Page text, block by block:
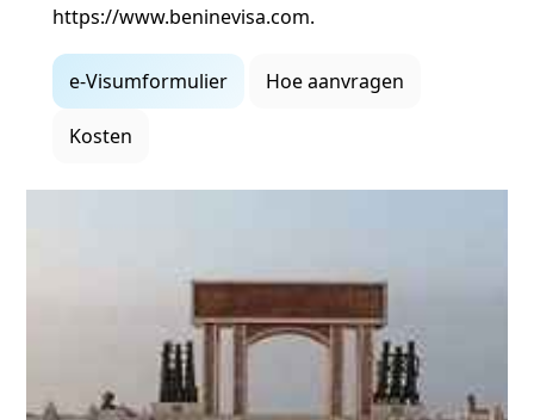
https://www.beninevisa.com.
e‑Visumformulier Hoe aanvragen
Kosten